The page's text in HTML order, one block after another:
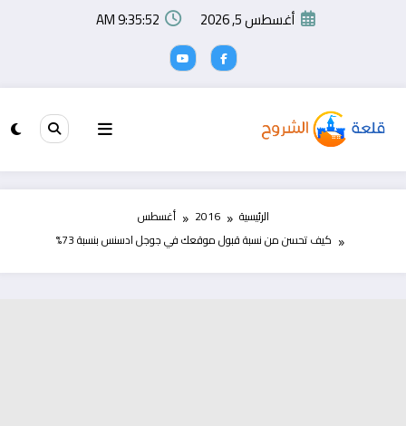
أغسطس 5, 2026 9:35:53 AM
الرئيسية 2016
أغسطس
كيف تحسن من نسبة قبول موقعك في جوجل ادسنس بنسبة 73%